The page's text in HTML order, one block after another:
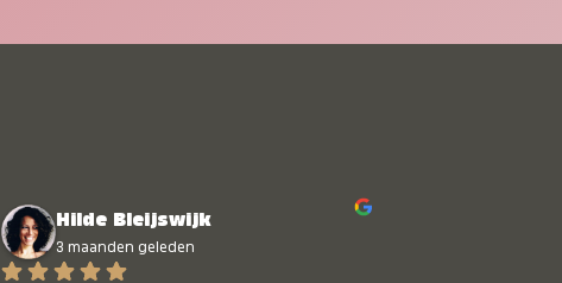
Hilde Bleijswijk
3 maanden geleden